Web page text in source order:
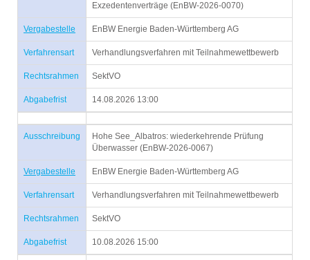
Exzedentenverträge (EnBW-2026-0070)
Vergabestelle EnBW Energie Baden-Württemberg AG
Verfahrensart Verhandlungsverfahren mit Teilnahmewettbewerb
Rechtsrahmen SektVO
Abgabefrist 14.08.2026 13:00
Ausschreibung
Hohe See_Albatros: wiederkehrende Prüfung
Überwasser (EnBW-2026-0067)
Vergabestelle EnBW Energie Baden-Württemberg AG
Verfahrensart Verhandlungsverfahren mit Teilnahmewettbewerb
Rechtsrahmen SektVO
Abgabefrist 10.08.2026 15:00